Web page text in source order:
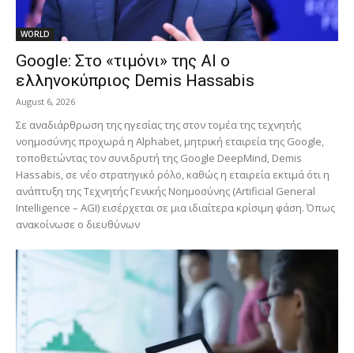
WORLD
Google: Στο «τιμόνι» της AI ο
ελληνοκύπριος Demis Hassabis
August 6, 2026
Σε αναδιάρθρωση της ηγεσίας της στον τομέα της τεχνητής
νοημοσύνης προχωρά η Alphabet, μητρική εταιρεία της Google,
τοποθετώντας τον συνιδρυτή της Google DeepMind, Demis
Hassabis, σε νέο στρατηγικό ρόλο, καθώς η εταιρεία εκτιμά ότι η
ανάπτυξη της Τεχνητής Γενικής Νοημοσύνης (Artificial General
Intelligence – AGI) εισέρχεται σε μια ιδιαίτερα κρίσιμη φάση. Όπως
ανακοίνωσε ο διευθύνων